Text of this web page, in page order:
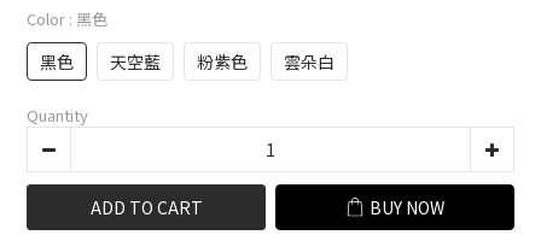
Color : 黑色
黑色 天空藍 粉紫色 雲朵白
Quantity
ADD TO CART BUY NOW